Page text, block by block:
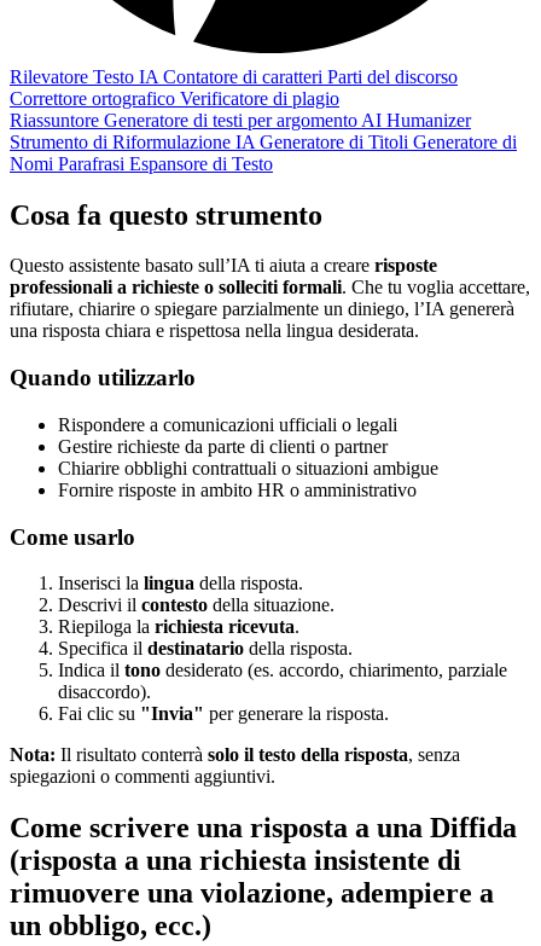
Rilevatore Testo IA Contatore di caratteri Parti del discorso
Correttore ortografico Verificatore di plagio
Riassuntore Generatore di testi per argomento AI Humanizer
Strumento di Riformulazione IA Generatore di Titoli Generatore di
Nomi Parafrasi Espansore di Testo
Cosa fa questo strumento
Questo assistente basato sull’IA ti aiuta a creare risposte
professionali a richieste o solleciti formali. Che tu voglia accettare,
rifiutare, chiarire o spiegare parzialmente un diniego, l’IA genererà
una risposta chiara e rispettosa nella lingua desiderata.
Quando utilizzarlo
Rispondere a comunicazioni ufficiali o legali
Gestire richieste da parte di clienti o partner
Chiarire obblighi contrattuali o situazioni ambigue
Fornire risposte in ambito HR o amministrativo
Come usarlo
Inserisci la lingua della risposta.
Descrivi il contesto della situazione.
Riepiloga la richiesta ricevuta.
Specifica il destinatario della risposta.
Indica il tono desiderato (es. accordo, chiarimento, parziale
disaccordo).
Fai clic su "Invia" per generare la risposta.
Nota: Il risultato conterrà solo il testo della risposta, senza
spiegazioni o commenti aggiuntivi.
Come scrivere una risposta a una Diffida
(risposta a una richiesta insistente di
rimuovere una violazione, adempiere a
un obbligo, ecc.)